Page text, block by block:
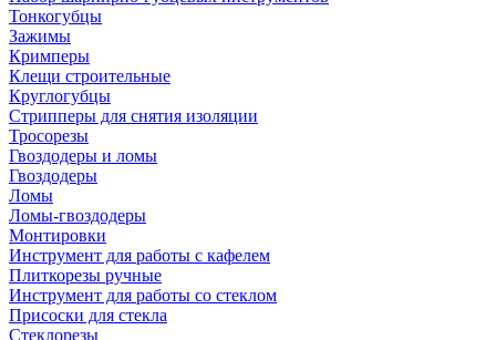
Тонкогубцы
Зажимы
Кримперы
Клещи строительные
Круглогубцы
Стрипперы для снятия изоляции
Тросорезы
Гвоздодеры и ломы
Гвоздодеры
Ломы
Ломы-гвоздодеры
Монтировки
Инструмент для работы с кафелем
Плиткорезы ручные
Инструмент для работы со стеклом
Присоски для стекла
Стеклорезы